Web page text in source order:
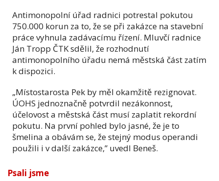
Antimonopolní úřad radnici potrestal pokutou
750.000 korun za to, že se při zakázce na stavební
práce vyhnula zadávacímu řízení. Mluvčí radnice
Ján Tropp ČTK sdělil, že rozhodnutí
antimonopolního úřadu nemá městská část zatím
k dispozici.
„Místostarosta Pek by měl okamžitě rezignovat.
ÚOHS jednoznačně potvrdil nezákonnost,
účelovost a městská část musí zaplatit rekordní
pokutu. Na první pohled bylo jasné, že je to
šmelina a obávám se, že stejný modus operandi
použili i v další zakázce,” uvedl Beneš.
Psali jsme